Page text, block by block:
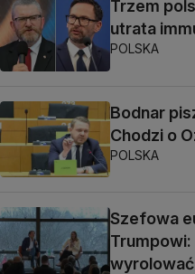
Trzem
utrata
POLSKA
Bodnar
Chodzi o
POLSKA
Szefowa
Trumpowi:
wyrolować